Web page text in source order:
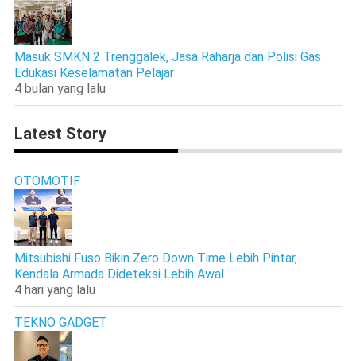
Masuk SMKN 2 Trenggalek, Jasa Raharja dan Polisi Gas
Edukasi Keselamatan Pelajar
4 bulan yang lalu
Latest Story
OTOMOTIF
Mitsubishi Fuso Bikin Zero Down Time Lebih Pintar,
Kendala Armada Dideteksi Lebih Awal
4 hari yang lalu
TEKNO GADGET